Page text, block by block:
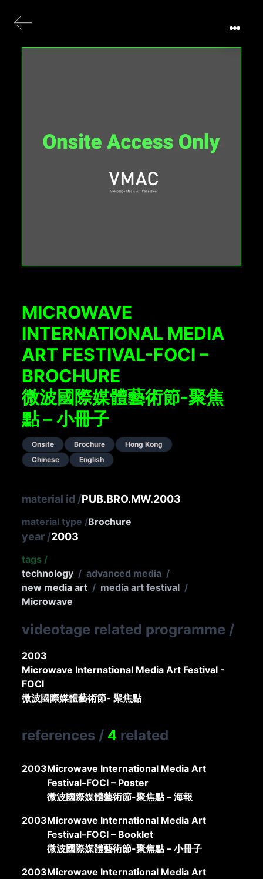
MICROWAVE
INTERNATIONAL MEDIA
ART FESTIVAL-FOCI –
BROCHURE
微波國際媒體藝術節-聚焦
點 – 小冊子
Onsite Brochure
Hong Kong
Chinese
English
material id /PUB.BRO.MW.2003
material type /Brochure
year /2003
tags /
technology / advanced media /
new media art / media art festival /
Microwave
videotage related programme /
2003
Microwave International Media Art Festival -
FOCI
微波國際媒體藝術節- 聚焦點
references / 4 related
2003Microwave International Media Art
Festival–FOCI – Poster
微波國際媒體藝術節-聚焦點 – 海報
2003Microwave International Media Art
Festival–FOCI – Booklet
微波國際媒體藝術節-聚焦點 – 小冊子
2003Microwave International Media Art